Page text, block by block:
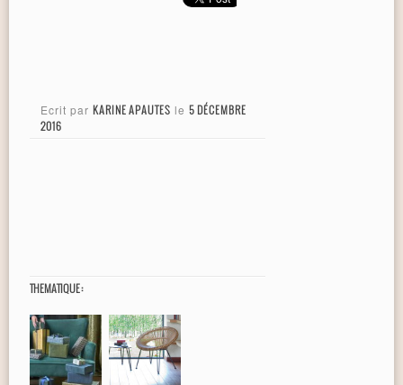
Ecrit par KARINE APAUTES le 5 DÉCEMBRE
2016
THEMATIQUE :